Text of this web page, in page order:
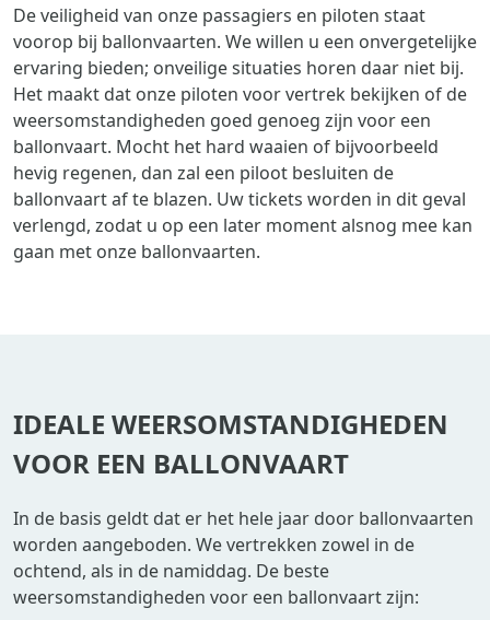
De veiligheid van onze passagiers en piloten staat
voorop bij ballonvaarten. We willen u een onvergetelijke
ervaring bieden; onveilige situaties horen daar niet bij.
Het maakt dat onze piloten voor vertrek bekijken of de
weersomstandigheden goed genoeg zijn voor een
ballonvaart. Mocht het hard waaien of bijvoorbeeld
hevig regenen, dan zal een piloot besluiten de
ballonvaart af te blazen. Uw tickets worden in dit geval
verlengd, zodat u op een later moment alsnog mee kan
gaan met onze ballonvaarten.
IDEALE WEERSOMSTANDIGHEDEN
VOOR EEN BALLONVAART
In de basis geldt dat er het hele jaar door ballonvaarten
worden aangeboden. We vertrekken zowel in de
ochtend, als in de namiddag. De beste
weersomstandigheden voor een ballonvaart zijn: